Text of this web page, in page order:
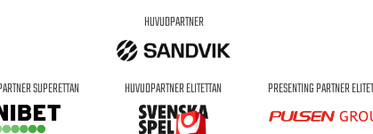
HUVUDPARTNER
SUPERETTAN HUVUDPARTNER ELITETTAN PRESENTING PARTNER